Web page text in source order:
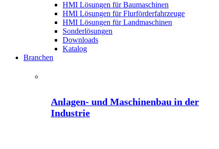
HMI Lösungen für Baumaschinen
HMI Lösungen für Flurförderfahrzeuge
HMI Lösungen für Landmaschinen
Sonderlösungen
Downloads
Katalog
Branchen
Anlagen- und Maschinenbau in der
Industrie